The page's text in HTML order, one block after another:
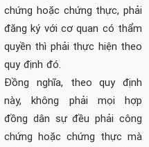
chứng hoặc chứng thực, phải
đăng ký với cơ quan có thẩm
quyền thì phải thực hiện theo
quy định đó.
Đồng nghĩa, theo quy định
này, không phải mọi hợp
đồng dân sự đều phải công
chứng hoặc chứng thực mà